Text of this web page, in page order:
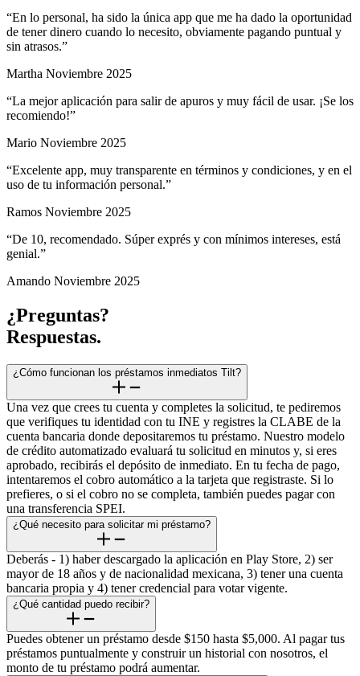
“En lo personal, ha sido la única app que me ha dado la oportunidad
de tener dinero cuando lo necesito, obviamente pagando puntual y
sin atrasos.”
Martha Noviembre 2025
“La mejor aplicación para salir de apuros y muy fácil de usar. ¡Se los
recomiendo!”
Mario Noviembre 2025
“Excelente app, muy transparente en términos y condiciones, y en el
uso de tu información personal.”
Ramos Noviembre 2025
“De 10, recomendado. Súper exprés y con mínimos intereses, está
genial.”
Amando Noviembre 2025
¿Preguntas?
Respuestas.
¿Cómo funcionan los préstamos inmediatos Tilt?
Una vez que crees tu cuenta y completes la solicitud, te pediremos
que verifiques tu identidad con tu INE y registres la CLABE de la
cuenta bancaria donde depositaremos tu préstamo. Nuestro modelo
de crédito automatizado evaluará tu solicitud en minutos y, si eres
aprobado, recibirás el depósito de inmediato. En tu fecha de pago,
intentaremos el cobro automático a la tarjeta que registraste. Si lo
prefieres, o si el cobro no se completa, también puedes pagar con
una transferencia SPEI.
¿Qué necesito para solicitar mi préstamo?
Deberás - 1) haber descargado la aplicación en Play Store, 2) ser
mayor de 18 años y de nacionalidad mexicana, 3) tener una cuenta
bancaria propia y 4) tener credencial para votar vigente.
¿Qué cantidad puedo recibir?
Puedes obtener un préstamo desde $150 hasta $5,000. Al pagar tus
préstamos puntualmente y construir un historial con nosotros, el
monto de tu préstamo podrá aumentar.